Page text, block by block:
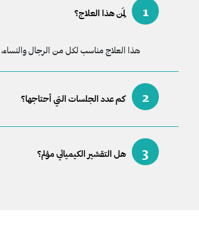
1 لِمَن هذا العلاج؟
هذا العلاج مناسب لكل من الرجال
2 كم عدد الجلسات التي أحتاجها؟
3 هل التقشير الكيميائي مؤلم؟